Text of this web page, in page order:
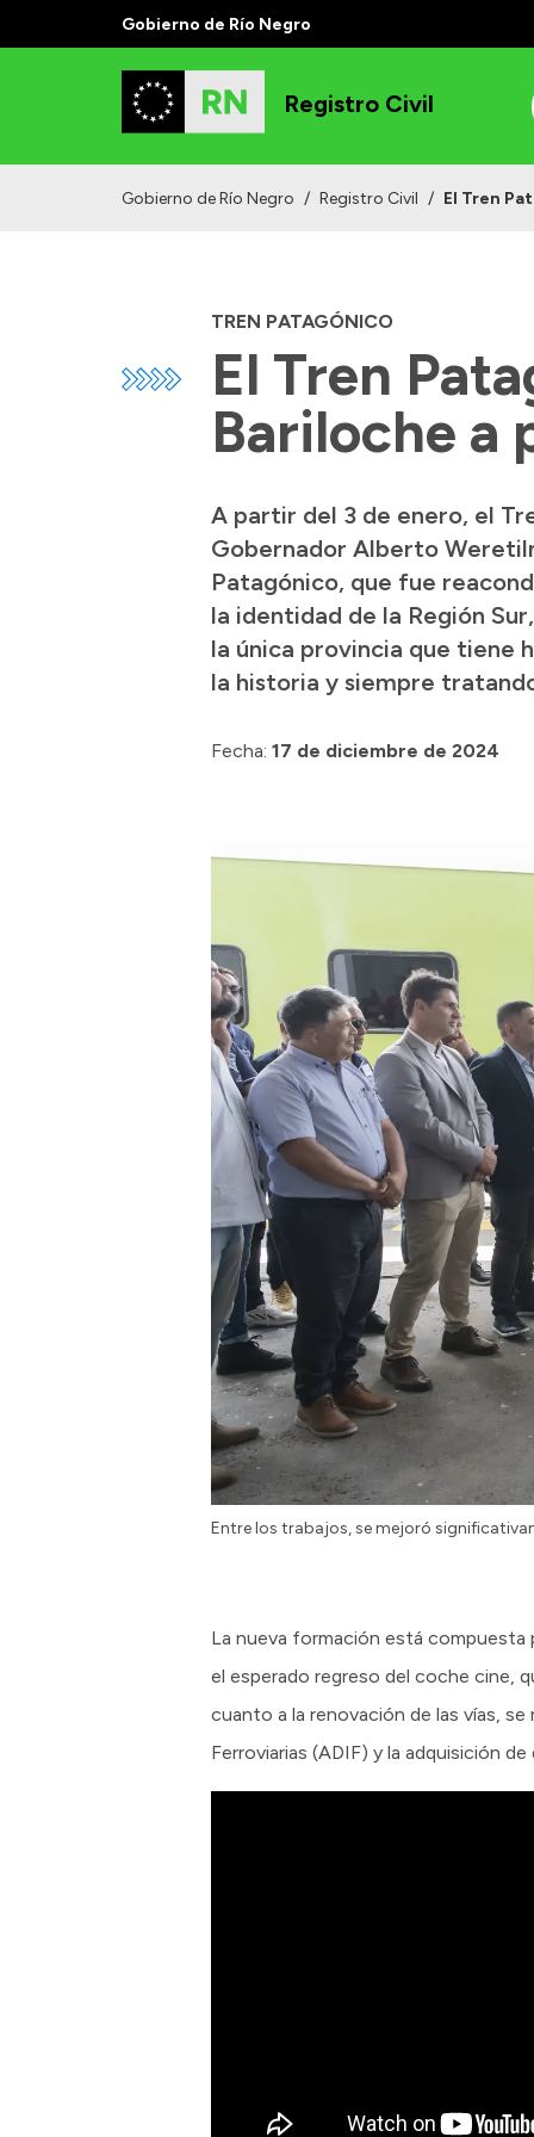
Gobierno de Río Negro
Registro Civil
Gobierno de Río Negro / Registro Civil / El Tren
TREN PATAGÓNICO
El Tren
Bariloche a
A partir del 3 de enero, el
Gobernador Alberto
Patagónico, que fue
la identidad de la Región
la única provincia que tiene
la historia y siempre
Fecha: 17 de diciembre de 2024
Entre los trabajos, se mejoró
La nueva formación está
el esperado regreso del coche cine,
cuanto a la renovación de las vías,
Ferroviarias (ADIF) y la adquisición